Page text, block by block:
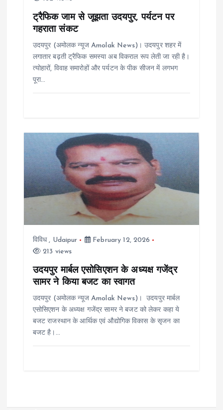
ट्रैफिक जाम से जूझता उदयपुर, पर्यटन पर
गहराता संकट
उदयपुर (अमोलक न्यूज Amolak News)। उदयपुर शहर में
लगातार बढ़ती ट्रैफिक समस्या अब विकराल रूप लेती जा रही है।
त्योहारों, विवाह समारोहों और पर्यटन के पीक सीजन में लगभग
पूरा…
विविध, Udaipur
February 12, 2026
213 views
उदयपुर मार्बल एसोसिएशन के अध्यक्ष गजेंद्र
सामर ने किया बजट का स्वागत
उदयपुर (अमोलक न्यूज Amolak News)। उदयपुर मार्बल
एसोसिएशन के अध्यक्ष गजेंद्र सामर ने बजट को लेकर कहा ये
बजट राजस्थान के आर्थिक एवं औद्योगिक विकास के सृजन का
बजट है।…